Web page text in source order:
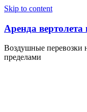
Skip to content
Аренда
Воздушные перевозки
пределами